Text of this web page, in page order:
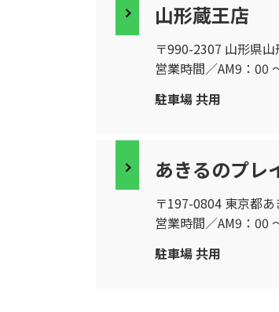
山形蔵王店
〒990-2307 山形県
営業時間／AM9：00
駐車場 共用
あきるのプレ
〒197-0804 東京都
営業時間／AM9：00
駐車場 共用